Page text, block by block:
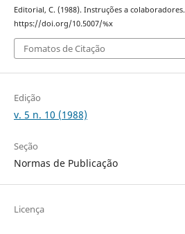
Editorial, C. (1988). Instruções a colaboradores.
https://doi.org/10.5007/%x
Fomatos de Citação
Edição
v. 5 n. 10 (1988)
Seção
Normas de Publicação
Licença